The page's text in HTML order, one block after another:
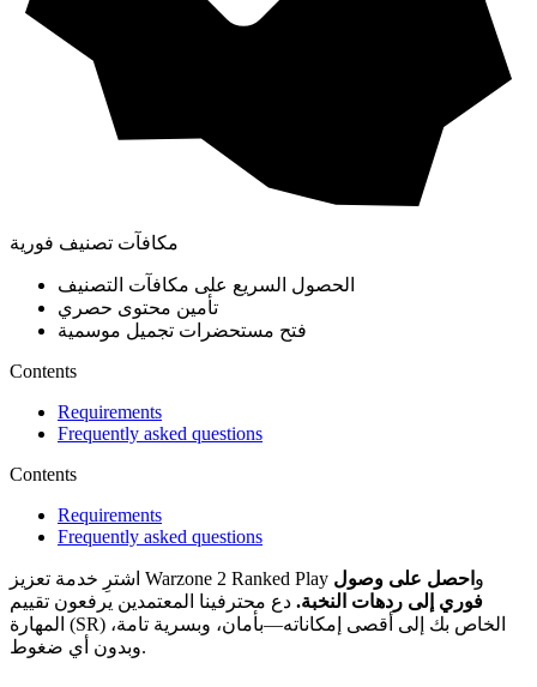
مكافآت تصنيف فورية
الحصول السريع على مكافآت التصنيف
تأمين محتوى حصري
فتح مستحضرات تجميل موسمية
Contents
Requirements
Frequently asked questions
Contents
Requirements
Frequently asked questions
اشترِ خدمة تعزيز Warzone 2 Ranked Play و احصل على وصول
فوري إلى ردهات النخبة. دع محترفينا المعتمدين يرفعون تقييم
المهارة (SR) الخاص بك إلى أقصى إمكاناته—بأمان، وبسرية تامة،
وبدون أي ضغوط.